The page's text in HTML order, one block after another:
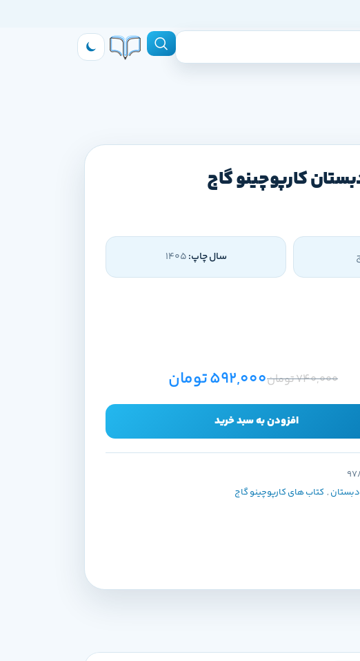
کارپوچینو گاج
سال چاپ:
740,000تومان592,000تومان
افزودن به سبد خرید
, کتاب های کارپوچینو گاج